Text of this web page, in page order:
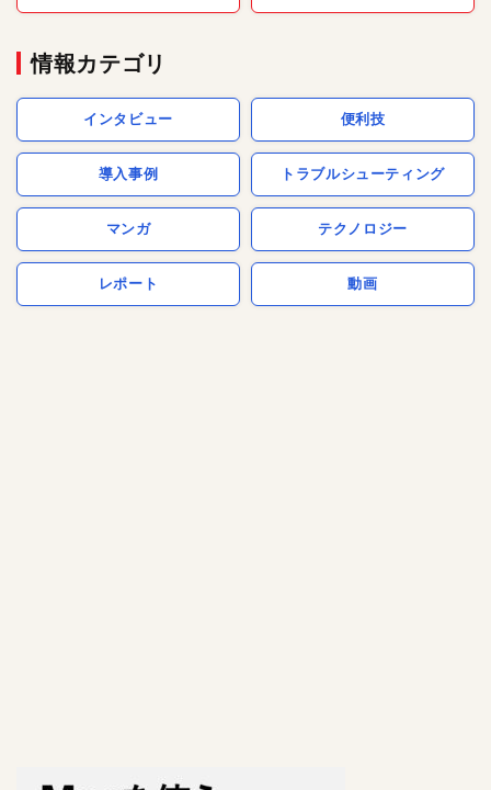
情報カテゴリ
インタビュー 便利技
導入事例 トラブルシューティング
マンガ テクノロジー
レポート 動画